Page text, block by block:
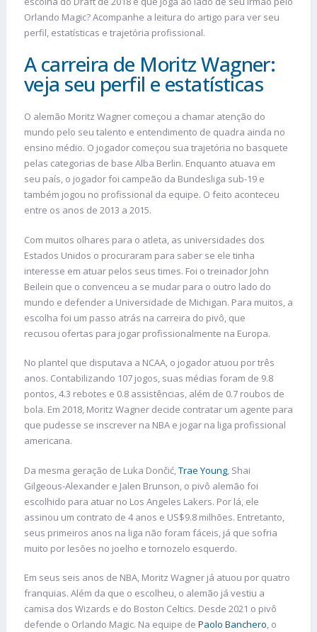
Orlando Magic? Acompanhe a leitura do artigo para ver seu
perfil, estatísticas e trajetória profissional.
A carreira de Moritz Wagner:
veja seu perfil e estatísticas
O alemão Moritz Wagner começou a chamar atenção do
mundo pelo seu talento e entendimento de quadra ainda no
ensino médio. O jogador começou sua trajetória no basquete
pelas categorias de base Alba Berlin. Enquanto atuava em
seu país, o jogador foi campeão da Bundesliga sub-19 e
também jogou no profissional da equipe. O feito aconteceu
entre os anos de 2013 a 2015.
Com muitos olhares para o atleta, as universidades dos
Estados Unidos o procuraram para saber se ele tinha
interesse em atuar pelos seus times. Foi o treinador John
Beilein que o convenceu a se mudar para o outro lado do
mundo e defender a Universidade de Michigan. Para muitos, a
escolha foi um passo atrás na carreira do pivô, que
recusou ofertas para jogar profissionalmente na Europa.
No plantel que disputava a NCAA, o jogador atuou por três
anos. Contabilizando 107 jogos, suas médias foram de 9.8
pontos, 4.3 rebotes e 0.8 assistências, além de 0.7 roubos de
bola. Em 2018, Moritz Wagner decide contratar um agente para
que pudesse se inscrever na NBA e jogar na liga profissional
americana.
Da mesma geração de Luka Dončić,Trae Young, Shai
Gilgeous-Alexander e Jalen Brunson, o pivô alemão foi
escolhido para atuar no Los Angeles Lakers. Por lá, ele
assinou um contrato de 4 anos e US$9.8 milhões. Entretanto,
seus primeiros anos na liga não foram fáceis, já que sofria
muito por lesões no joelho e tornozelo esquerdo.
Em seus seis anos de NBA, Moritz Wagner já atuou por quatro
franquias. Além da que o escolheu, o alemão já vestiu a
camisa dos Wizards e do Boston Celtics. Desde 2021 o pivô
defende o Orlando Magic. Na equipe de Paolo Banchero, o